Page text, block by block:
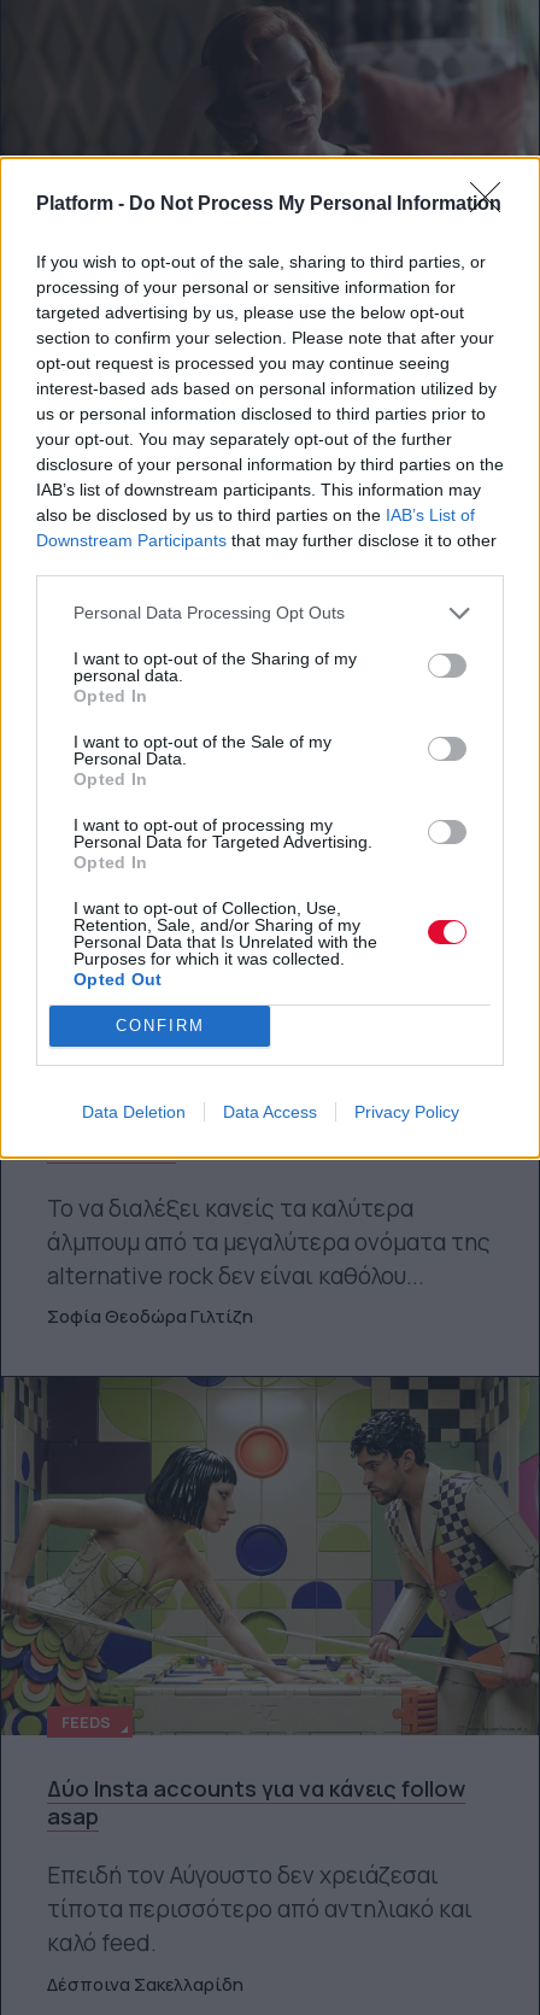
Platform - Do Not Process My Personal Information
If you wish to opt-out of the sale, sharing to third parties, or
processing of your personal or sensitive information for
targeted advertising by us, please use the below opt-out
section to confirm your selection. Please note that after your
opt-out request is processed you may continue seeing
interest-based ads based on personal information utilized by
us or personal information disclosed to third parties prior to
your opt-out. You may separately opt-out of the further
disclosure of your personal information by third parties on the
IAB’s list of downstream participants. This information may
also be disclosed by us to third parties on the IAB’s List of
Downstream Participants that may further disclose it to other
Personal Data Processing Opt Outs
I want to opt-out of the Sharing of my
personal data.
Opted In
I want to opt-out of the Sale of my
Personal Data.
Opted In
I want to opt-out of processing my
Personal Data for Targeted Advertising.
Opted In
I want to opt-out of Collection, Use,
Retention, Sale, and/or Sharing of my
Personal Data that Is Unrelated with the
Purposes for which it was collected.
Opted Out
CONFIRM
Data Deletion Data Access Privacy Policy
FEEDS
Anya Taylor-Joy: «Οι γυναίκες δεν
κάνουμε method acting γιατί δεν έχουμε
την πολυτέλεια να χάνουμε τον εαυτό
μας»
Εξηγεί γιατί θεωρεί πως οι γυναίκες
ηθοποιοί προσεγγίζουν διαφορετικά το
επάγγελμα.
Κλέλια Φατούρου
FEEDS
Τα 11 κορυφαία άλμπουμ της alternative
Το να διαλέξει κανείς τα καλύτερα
άλμπουμ από τα μεγαλύτερα ονόματα της
alternative rock δεν είναι καθόλου...
Σοφία Θεοδώρα Γιλτίζη
FEEDS
Δύο Insta accounts για να κάνεις follow
asap
Επειδή τον Αύγουστο δεν χρειάζεσαι
τίποτα περισσότερο από αντηλιακό και
καλό feed.
Δέσποινα Σακελλαρίδη